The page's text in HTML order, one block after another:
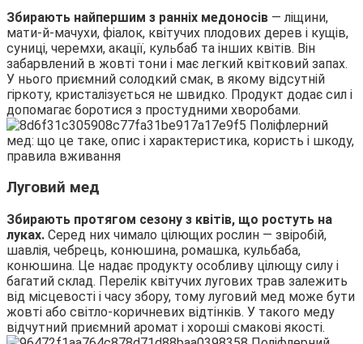
Збирають найпершим з ранніх медоносів — ліщини,
мати-й-мачухи, фіалок, квітучих плодових дерев і кущів,
суниці, черемхи, акації, кульбаб та інших квітів. Він
забарвлений в жовті тони і має легкий квітковий запах.
У нього приємний солодкий смак, в якому відсутній
гіркоту, кристалізується не швидко. Продукт додає сил і
допомагає боротися з простудними хворобами.
Луговий мед
Збирають протягом сезону з квітів, що ростуть на
луках. Серед них чимало цілющих рослин — звіробій,
шавлія, чебрець, конюшина, ромашка, кульбаба,
конюшина. Це надає продукту особливу цілющу силу і
багатий склад. Перелік квітучих лугових трав залежить
від місцевості і часу збору, тому луговий мед може бути
жовті або світло-коричневих відтінків. У такого меду
відчутний приємний аромат і хороші смакові якості.